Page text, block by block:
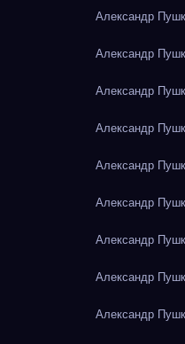
Александр
Александр
Александр
Александр
Александр
Александр
Александр
Александр
Александр